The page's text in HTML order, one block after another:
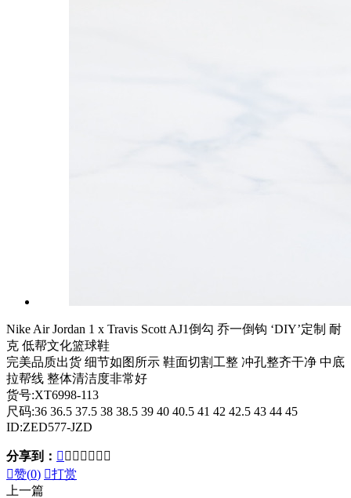
Nike Air Jordan 1 x Travis Scott AJ1倒勾 乔一倒钩 ‘DIY’定制 耐
克 低帮文化篮球鞋
完美品质出货 细节如图所示 鞋面切割工整 冲孔整齐干净 中底
拉帮线 整体清洁度非常好
货号:XT6998-113
尺码:36 36.5 37.5 38 38.5 39 40 40.5 41 42 42.5 43 44 45
ID:ZED577-JZD
分享到：       
赞(0) 打赏
上一篇